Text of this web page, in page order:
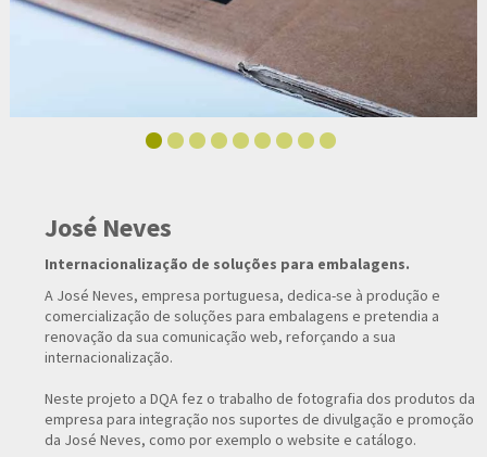
José Neves
Internacionalização de soluções para embalagens.
A José Neves, empresa portuguesa, dedica-se à produção e
comercialização de soluções para embalagens e pretendia a
renovação da sua comunicação web, reforçando a sua
internacionalização.
Neste projeto a DQA fez o trabalho de fotografia dos produtos da
empresa para integração nos suportes de divulgação e promoção
da José Neves, como por exemplo o website e catálogo.